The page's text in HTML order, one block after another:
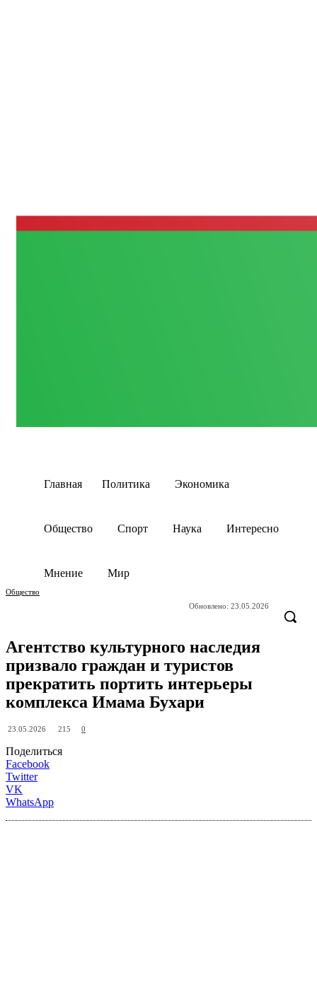
Главная Политика Экономика
Общество Спорт Наука Интересно
Мнение Мир
Общество
Обновлено: 23.05.2026
Агентство культурного наследия
призвало граждан и туристов
прекратить портить интерьеры
комплекса Имама Бухари
23.05.2026 215 0
Поделиться
Facebook
Twitter
VK
WhatsApp